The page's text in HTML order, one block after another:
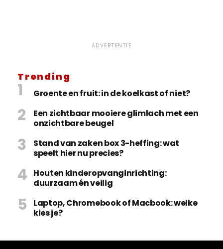
ADVERTENTIE
Trending
Groente en fruit: in de koelkast of niet?
Een zichtbaar mooiere glimlach met een
onzichtbare beugel
Stand van zaken box 3-heffing: wat
speelt hier nu precies?
Houten kinderopvanginrichting:
duurzaam én veilig
Laptop, Chromebook of Macbook: welke
kies je?